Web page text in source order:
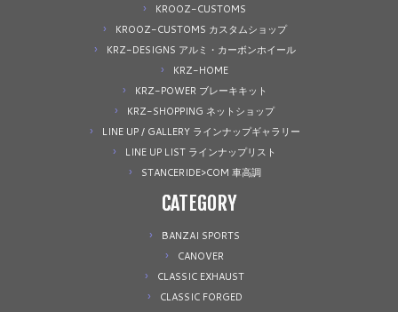
KROOZ-CUSTOMS
KROOZ-CUSTOMS カスタムショップ
KRZ-DESIGNS アルミ・カーボンホイール
KRZ-HOME
KRZ-POWER ブレーキキット
KRZ-SHOPPING ネットショップ
LINE UP / GALLERY ラインナップギャラリー
LINE UP LIST ラインナップリスト
STANCERIDE>COM 車高調
CATEGORY
BANZAI SPORTS
CANOVER
CLASSIC EXHAUST
CLASSIC FORGED